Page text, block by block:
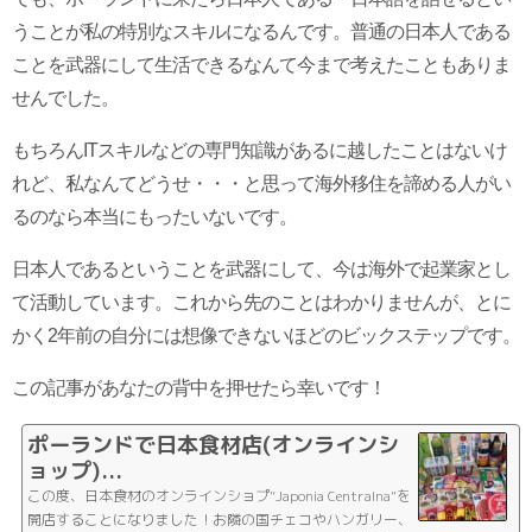
うことが私の特別なスキルになるんです。普通の日本人である
ことを武器にして生活できるなんて今まで考えたこともありま
せんでした。
もちろんITスキルなどの専門知識があるに越したことはないけ
れど、私なんてどうせ・・・と思って海外移住を諦める人がい
るのなら本当にもったいないです。
日本人であるということを武器にして、今は海外で起業家とし
て活動しています。これから先のことはわかりませんが、とに
かく2年前の自分には想像できないほどのビックステップです。
この記事があなたの背中を押せたら幸いです！
ポーランドで日本食材店(オンラインシ
ョップ)...
この度、日本食材のオンラインショプ”Japonia Centralna”を
開店することになりました！お隣の国チェコやハンガリー、